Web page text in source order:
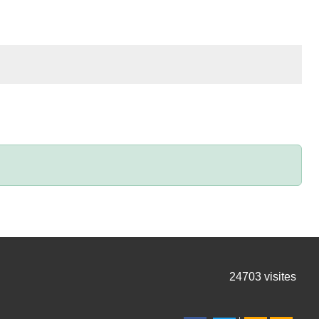
24703 visites